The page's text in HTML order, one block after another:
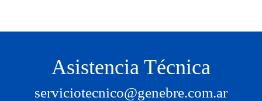
Asistencia Técnica
serviciotecnico@genebre.com.ar